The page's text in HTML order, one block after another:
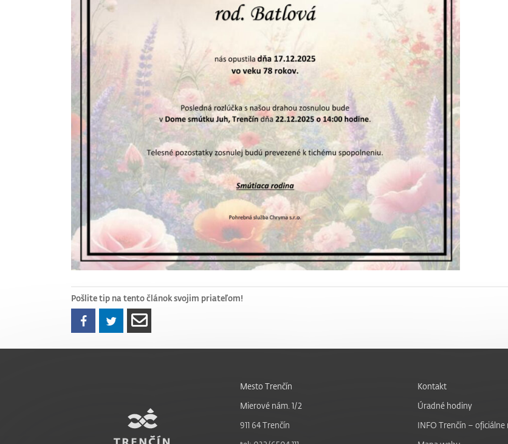
Pošlite tip na tento článok svojim priateľom!
Mesto Trenčín
Mierové nám. 1/2
911 64 Trenčín
Kontakt
Úradné hodiny
INFO Trenčín –